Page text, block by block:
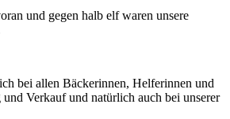
und gegen halb elf waren unsere
bei allen Bäckerinnen, Helferinnen und
Verkauf und natürlich auch bei unserer